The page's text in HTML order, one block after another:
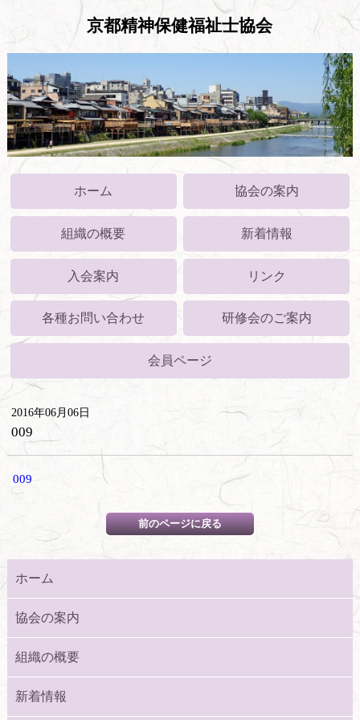
京都精神保健福祉士協会
ホーム 協会の案内
組織の概要 新着情報
入会案内 リンク
各種お問い合わせ 研修会のご案内
会員ページ
2016年06月06日
009
009
ホーム
協会の案内
組織の概要
新着情報